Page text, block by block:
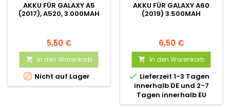
AKKU FÜR GALAXY A5
(2017), A520, 3.000MAH
5,50 €
 In den Warenkorb
 Nicht auf Lager
AKKU FÜR GALAXY A60
(2019) 3.500MAH
6,50 €
 In den Warenkorb
 Lieferzeit 1-3 Tagen
innerhalb DE und 2-7
Tagen innerhalb EU